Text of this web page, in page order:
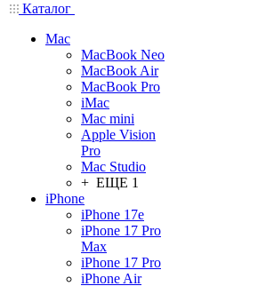
Каталог
Mac
MacBook Neo
MacBook Air
MacBook Pro
iMac
Mac mini
Apple Vision
Pro
Mac Studio
+ ЕЩЕ 1
iPhone
iPhone 17e
iPhone 17 Pro
Max
iPhone 17 Pro
iPhone Air